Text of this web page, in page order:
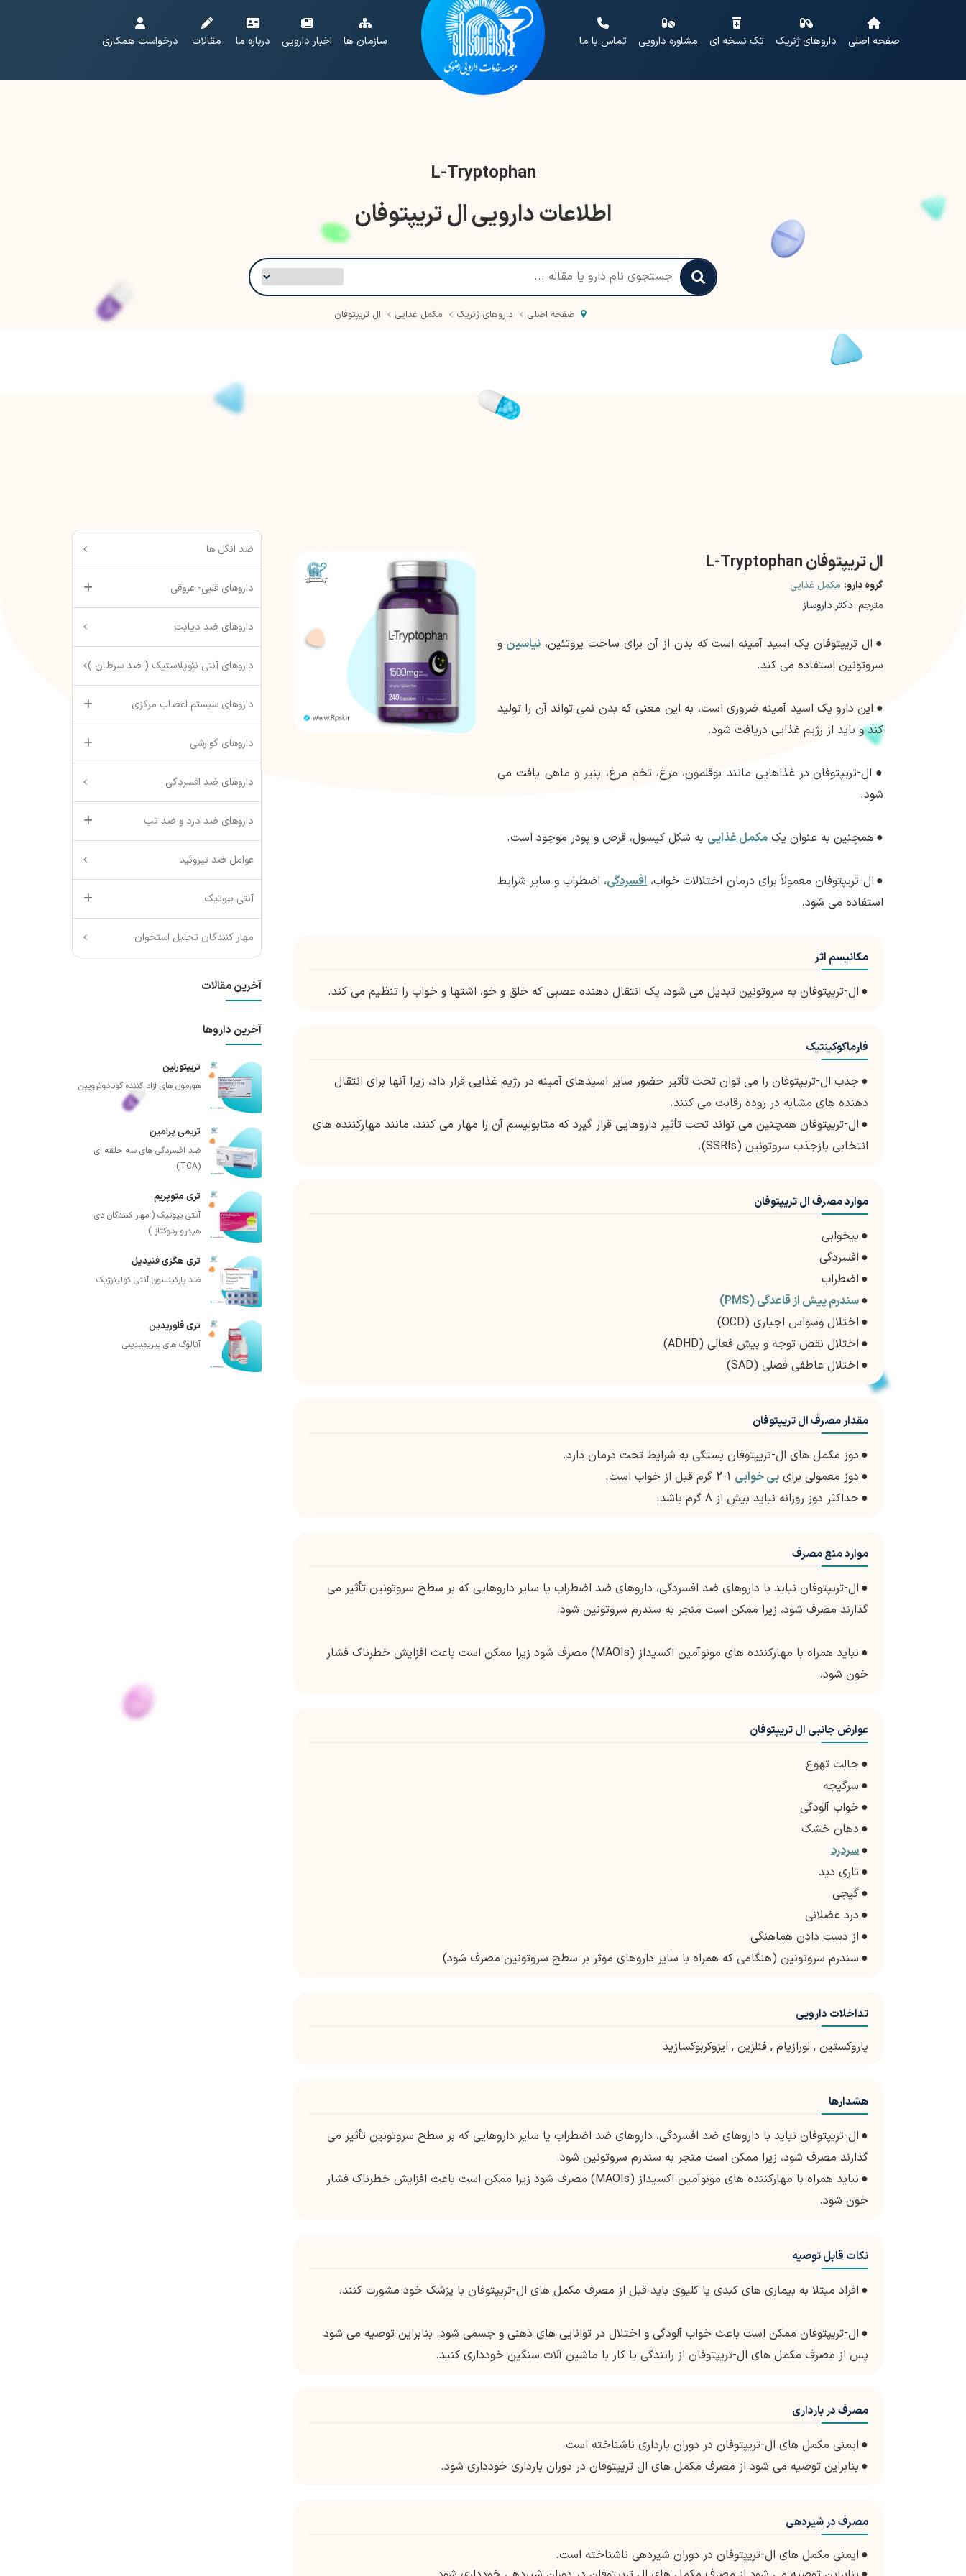
صفحه اصلی داروهای ژنریک تک نسخه ای مشاوره دارویی تماس با ما سازمان ها اخبار دارویی درباره ما مقالات درخواست همکاری
L-Tryptophan
اطلاعات دارویی ال تریپتوفان
صفحه اصلی داروهای ژنریک مکمل غذایی ال تریپتوفان
ال تریپتوفان L-Tryptophan
گروه دارو: مکمل غذایی
مترجم: دکتر داروساز
● ال تریپتوفان یک اسید آمینه است که بدن از آن برای ساخت پروتئین، نیاسین و
سروتونین استفاده می کند.
● این دارو یک اسید آمینه ضروری است، به این معنی که بدن نمی تواند آن را تولید
کند و باید از رژیم غذایی دریافت شود.
● ال-تریپتوفان در غذاهایی مانند بوقلمون، مرغ، تخم مرغ، پنیر و ماهی یافت می
شود.
● همچنین به عنوان یک مکمل غذایی به شکل کپسول، قرص و پودر موجود است.
● ال-تریپتوفان معمولاً برای درمان اختلالات خواب،افسردگی، اضطراب و سایر شرایط
استفاده می شود.
مکانیسم اثر
● ال-تریپتوفان به سروتونین تبدیل می شود، یک انتقال دهنده عصبی که خلق و خو، اشتها و خواب را تنظیم می کند.
فارماکوکینتیک
● جذب ال-تریپتوفان را می توان تحت تأثیر حضور سایر اسیدهای آمینه در رژیم غذایی قرار داد، زیرا آنها برای انتقال
دهنده های مشابه در روده رقابت می کنند.
● ال-تریپتوفان همچنین می تواند تحت تأثیر داروهایی قرار گیرد که متابولیسم آن را مهار می کنند، مانند مهارکننده های
انتخابی بازجذب سروتونین (SSRIs).
موارد مصرف ال تریپتوفان
● بیخوابی
● افسردگی
● اضطراب
●سندرم پیش از قاعدگی (PMS)
● اختلال وسواس اجباری (OCD)
● اختلال نقص توجه و بیش فعالی (ADHD)
● اختلال عاطفی فصلی (SAD)
مقدار مصرف ال تریپتوفان
● دوز مکمل های ال-تریپتوفان بستگی به شرایط تحت درمان دارد.
● دوز معمولی برای بی خوابی
● حداکثر دوز روزانه نباید بیش از 8 گرم باشد.
موارد منع مصرف
● ال-تریپتوفان نباید با داروهای ضد افسردگی، داروهای ضد اضطراب یا سایر داروهایی که بر سطح سروتونین تأثیر می
گذارند مصرف شود، زیرا ممکن است منجر به سندرم سروتونین شود.
●
نباید همراه با مهارکننده های مونوآمین اکسیداز (MAOIs) مصرف شود زیرا ممکن است باعث افزایش خطرناک فشار
خون شود.
عوارض جانبی ال تریپتوفان
● حالت تهوع
● سرگیجه
● خواب آلودگی
● دهان خشک
●سردرد
●تاری دید
●گیجی
● درد عضلانی
● از دست دادن هماهنگی
● سندرم سروتونین (هنگامی که همراه با سایر داروهای موثر بر سطح سروتونین مصرف شود)
تداخلات دارویی
پاروکستین , لورازپام , فنلزین , ایزوکربوکسازید
هشدارها
● ال-تریپتوفان نباید با داروهای ضد افسردگی، داروهای ضد اضطراب یا سایر داروهایی که بر سطح سروتونین تأثیر می
گذارند مصرف شود، زیرا ممکن است منجر به سندرم سروتونین شود.
●
نباید همراه با مهارکننده های مونوآمین اکسیداز (MAOIs) مصرف شود زیرا ممکن است باعث افزایش خطرناک فشار
خون شود.
نکات قابل توصیه
● افراد مبتلا به بیماری های کبدی یا کلیوی باید قبل از مصرف مکمل های ال-تریپتوفان با پزشک خود مشورت کنند.
● ال-تریپتوفان ممکن است باعث خواب آلودگی و اختلال در توانایی های ذهنی و جسمی شود. بنابراین توصیه می شود
پس از مصرف مکمل های ال-تریپتوفان از رانندگی یا کار با ماشین آلات سنگین خودداری کنید.
مصرف در بارداری
● ایمنی مکمل های ال-تریپتوفان در دوران بارداری ناشناخته است.
● بنابراین توصیه می شود از مصرف مکمل های ال تریپتوفان در دوران بارداری خودداری شود.
مصرف در شیردهی
● ایمنی مکمل های ال-تریپتوفان در دوران شیردهی ناشناخته است.
ضد انگل ها
داروهای قلبی- عروقی
داروهای ضد دیابت
داروهای آنتی نئوپلاستیک ( ضد سرطان )
داروهای سیستم اعصاب مرکزی
داروهای گوارشی
داروهای ضد افسردگی
داروهای ضد درد و ضد تب
عوامل ضد تیروئید
آنتی بیوتیک
مهار کنندگان تحلیل استخوان
آخرین مقالات
آخرین داروها
تریپتورلین
هورمون های آزاد کننده گونادوتروپین
تریمی پرامین
ضد افسردگی های سه حلقه ای
(TCA)
تری متوپریم
آنتی بیوتیک ( مهار کنندگان دی
هیدرو ردوکتاز )
تری هگزی فنیدیل
ضد پارکینسون آنتی کولینرژیک
تری فلوریدین
آنالوگ های پیریمیدینی